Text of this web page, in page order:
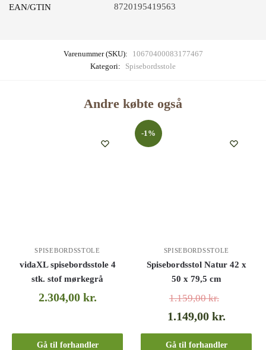
EAN/GTIN 8720195419563
Varenummer (SKU):
10670400083177467
Kategori:
Spisebordsstole
Andre købte også
SPISEBORDSSTOLE
vidaXL spisebordsstole 4
stk. stof mørkegrå
2.304,00 kr.
Gå til forhandler
-1%
SPISEBORDSSTOLE
Spisebordsstol Natur 42 x
50 x 79,5 cm
1.159,00kr.
1.149,00 kr.
Gå til forhandler